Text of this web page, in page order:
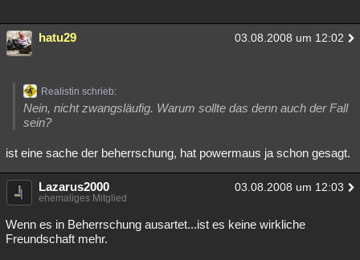
hatu29 03.08.2008 um 12:02
Realistin schrieb:
Nein, nicht zwangsläufig. Warum sollte das denn auch der Fall
sein?
ist eine sache der beherrschung, hat powermaus ja schon gesagt.
Lazarus2000 03.08.2008 um 12:03
ehemaliges Mitglied
Wenn es in Beherrschung ausartet...ist es keine wirkliche
Freundschaft mehr.